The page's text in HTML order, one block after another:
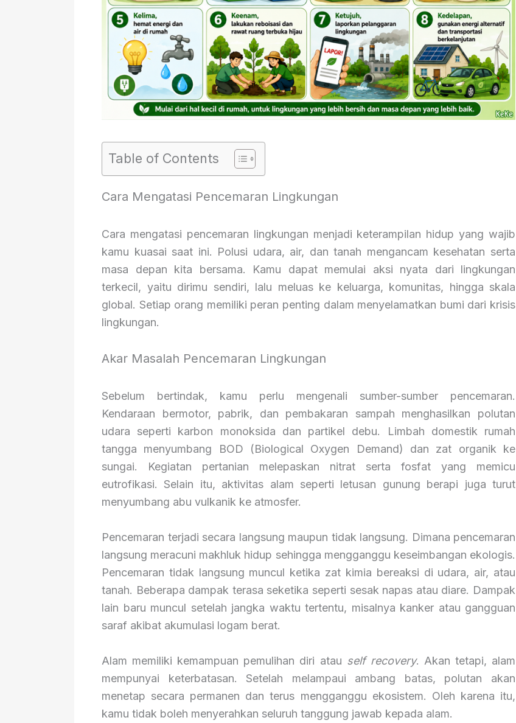
Table of Contents
Cara Mengatasi Pencemaran Lingkungan
Cara mengatasi pencemaran lingkungan menjadi keterampilan hidup yang wajib
kamu kuasai saat ini. Polusi udara, air, dan tanah mengancam kesehatan serta
masa depan kita bersama. Kamu dapat memulai aksi nyata dari lingkungan
terkecil, yaitu dirimu sendiri, lalu meluas ke keluarga, komunitas, hingga skala
global. Setiap orang memiliki peran penting dalam menyelamatkan bumi dari krisis
lingkungan.
Akar Masalah Pencemaran Lingkungan
Sebelum bertindak, kamu perlu mengenali sumber-sumber pencemaran.
Kendaraan bermotor, pabrik, dan pembakaran sampah menghasilkan polutan
udara seperti karbon monoksida dan partikel debu. Limbah domestik rumah
tangga menyumbang BOD (Biological Oxygen Demand) dan zat organik ke
sungai. Kegiatan pertanian melepaskan nitrat serta fosfat yang memicu
eutrofikasi. Selain itu, aktivitas alam seperti letusan gunung berapi juga turut
menyumbang abu vulkanik ke atmosfer.
Pencemaran terjadi secara langsung maupun tidak langsung. Dimana pencemaran
langsung meracuni makhluk hidup sehingga mengganggu keseimbangan ekologis.
Pencemaran tidak langsung muncul ketika zat kimia bereaksi di udara, air, atau
tanah. Beberapa dampak terasa seketika seperti sesak napas atau diare. Dampak
lain baru muncul setelah jangka waktu tertentu, misalnya kanker atau gangguan
saraf akibat akumulasi logam berat.
Alam memiliki kemampuan pemulihan diri atau self recovery. Akan tetapi, alam
mempunyai keterbatasan. Setelah melampaui ambang batas, polutan akan
menetap secara permanen dan terus mengganggu ekosistem. Oleh karena itu,
kamu tidak boleh menyerahkan seluruh tanggung jawab kepada alam.